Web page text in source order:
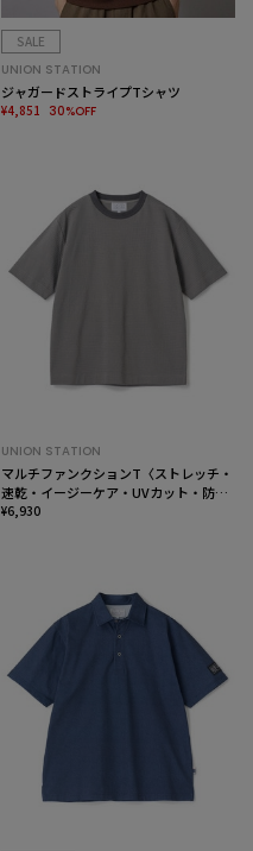
SALE
UNION STATION
ジャガードストライプTシャツ
¥4,851 30%OFF
UNION STATION
マルチファンクションT〈ストレッチ・
速乾・イージーケア・UVカット・防
菌・防臭・ハンドウォッシャブル〉
¥6,930